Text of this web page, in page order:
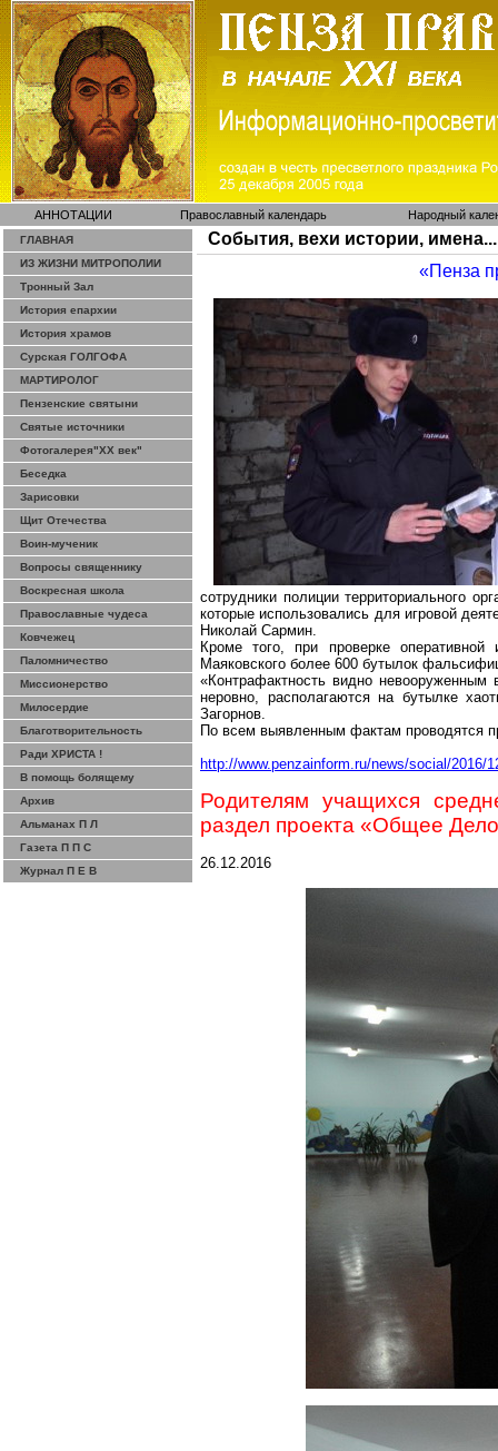
АННОТАЦИИ Православный календарь Народный
ГЛАВНАЯ
ИЗ ЖИЗНИ МИТРОПОЛИИ
Тронный Зал
История епархии
История храмов
Сурская ГОЛГОФА
МАРТИРОЛОГ
Пензенские святыни
Святые источники
Фотогалерея"ХХ век"
Беседка
Зарисовки
Щит Отечества
Воин-мученик
Вопросы священнику
Воскресная школа
Православные чудеса
Ковчежец
Паломничество
Миссионерство
Милосердие
Благотворительность
Ради ХРИСТА !
В помощь болящему
Архив
Альманах П Л
Газета П П С
Журнал П Е В
События, вехи истории, имена...
«Пенза
сотрудники полиции территориального
которые использовались для игровой
Николай Сармин.
Кроме того, при проверке
Маяковского более 600 бутылок
«Контрафактность видно невооруженным
неровно, располагаются на бутылке
Загорнов.
По всем выявленным фактам проводятся
http://www.penzainform.ru/news/social/
Родителям учащихся
раздел проекта «Общее
26.12.2016